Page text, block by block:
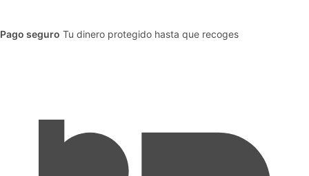
Pago seguro Tu dinero protegido hasta que recoges